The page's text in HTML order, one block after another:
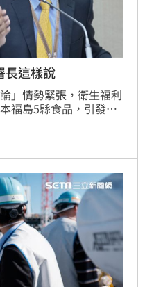
長這樣說
」情勢緊張，衛生福利
福島5縣食品，引發外